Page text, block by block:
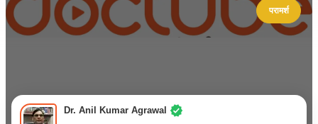
परामर्श
Dr. Anil Kumar Agrawal